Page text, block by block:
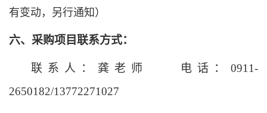
有变动，另行通知）
六、采购项目联系方式：
联系人：龚老师
电话：0911-
2650182/13772271027